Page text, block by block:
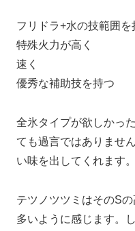
フリドラ+水の技範囲を
特殊火力が高く
速く
優秀な補助技を持つ
全氷タイプが欲しかっ
ても過言ではありませ
い味を出してくれます。
テツノツツミはそのS
多いように感じます。